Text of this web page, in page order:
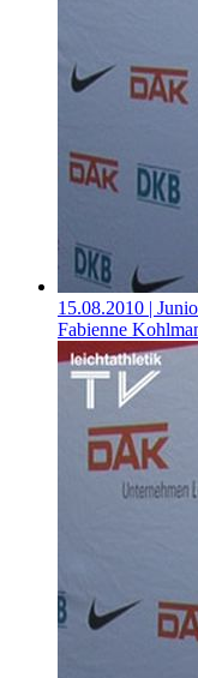
15.08.2010 |
Fabienne